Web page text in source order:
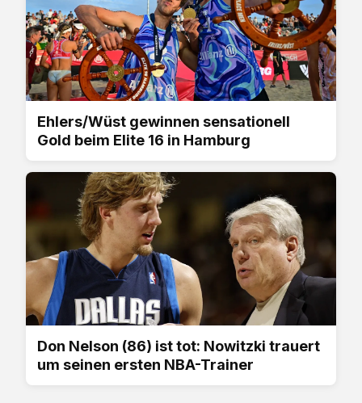
Ehlers/Wüst gewinnen sensationell
Gold beim Elite 16 in Hamburg
Don Nelson (86) ist tot: Nowitzki trauert
um seinen ersten NBA-Trainer